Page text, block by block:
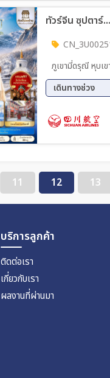
03 มี.ค. 70 -
19 มี.ค. 70 -
ภูเขามี่ดรุณี หุบเ
เดินทางช่วง
07 พ.ย. 69 -
19 พ.ย. 69 -
22 พ.ย. 69 -
01 ธ.ค. 69
04 ธ.ค. 69
07 ธ.ค. 69 -
13 ธ.ค. 69
16 ธ.ค. 69
19 ธ.ค. 69
11 12 13
บริการลูกค้า
ติดต่อเรา
เกี่ยวกับเรา
ผลงานที่ผ่านมา